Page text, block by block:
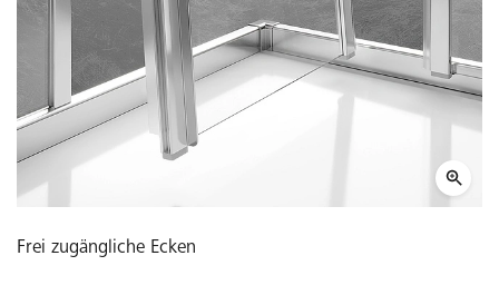
Frei zugängliche Ecken